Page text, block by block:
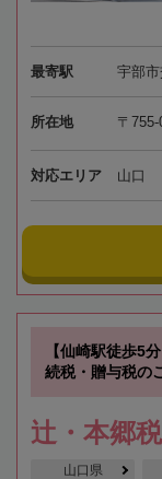
最寄駅 宇部
所在地 〒
対応エリア 山口
【仙崎駅徒歩5
続税・贈与税の
辻・本郷
山口県